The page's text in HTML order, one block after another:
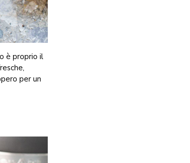
è proprio il
per un